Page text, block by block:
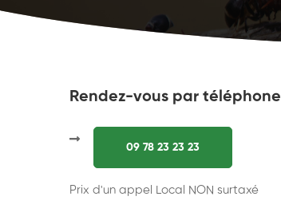
Rendez-vous par téléphone
09 78 23 23 23
Prix d'un appel Local NON surtaxé